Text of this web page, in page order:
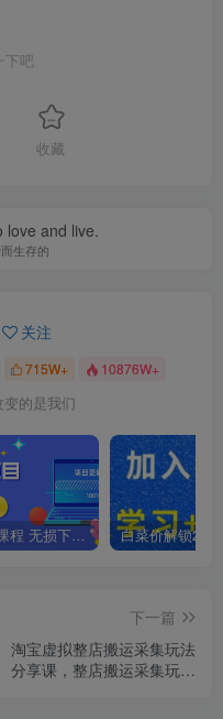
下吧
收藏
love and live.
生存的
关注
715W+ 10876W+
的是我们
全网VIP课程 无损下载~
下一篇
淘宝虚拟整店搬运采集玩法
分享课，整店搬运采集玩法